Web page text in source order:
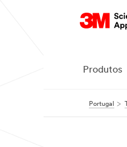
Produtos
Portugal